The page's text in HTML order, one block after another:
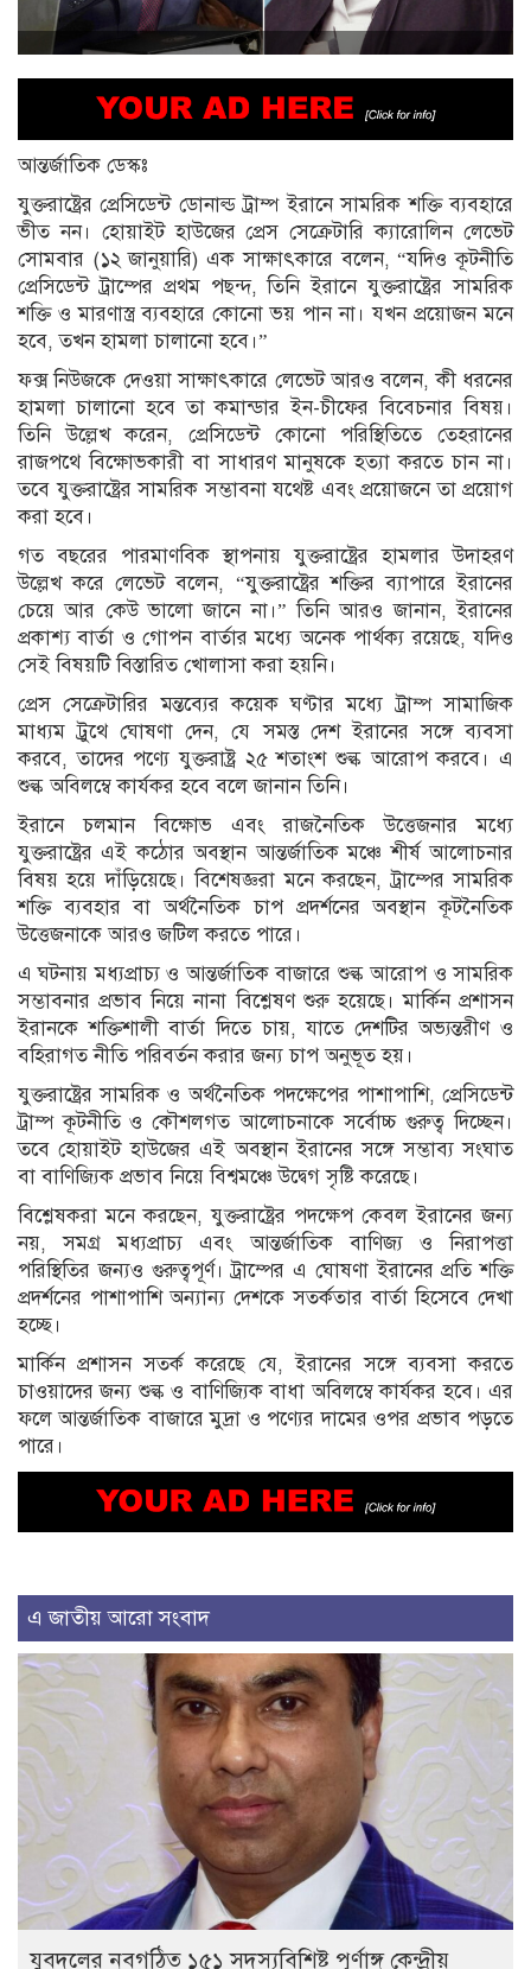
আন্তর্জাতিক ডেস্কঃ
যুক্তরাষ্ট্রের প্রেসিডেন্ট ডোনাল্ড ট্রাম্প ইরানে সামরিক শক্তি ব্যবহারে
ভীত নন। হোয়াইট হাউজের প্রেস সেক্রেটারি ক্যারোলিন লেভেট
সোমবার (১২ জানুয়ারি) এক সাক্ষাৎকারে বলেন, “যদিও কূটনীতি
প্রেসিডেন্ট ট্রাম্পের প্রথম পছন্দ, তিনি ইরানে যুক্তরাষ্ট্রের সামরিক
শক্তি ও মারণাস্ত্র ব্যবহারে কোনো ভয় পান না। যখন প্রয়োজন মনে
হবে, তখন হামলা চালানো হবে।”
ফক্স নিউজকে দেওয়া সাক্ষাৎকারে লেভেট আরও বলেন, কী ধরনের
হামলা চালানো হবে তা কমান্ডার ইন-চীফের বিবেচনার বিষয়।
তিনি উল্লেখ করেন, প্রেসিডেন্ট কোনো পরিস্থিতিতে তেহরানের
রাজপথে বিক্ষোভকারী বা সাধারণ মানুষকে হত্যা করতে চান না।
তবে যুক্তরাষ্ট্রের সামরিক সম্ভাবনা যথেষ্ট এবং প্রয়োজনে তা প্রয়োগ
করা হবে।
গত বছরের পারমাণবিক স্থাপনায় যুক্তরাষ্ট্রের হামলার উদাহরণ
উল্লেখ করে লেভেট বলেন, “যুক্তরাষ্ট্রের শক্তির ব্যাপারে ইরানের
চেয়ে আর কেউ ভালো জানে না।” তিনি আরও জানান, ইরানের
প্রকাশ্য বার্তা ও গোপন বার্তার মধ্যে অনেক পার্থক্য রয়েছে, যদিও
সেই বিষয়টি বিস্তারিত খোলাসা করা হয়নি।
প্রেস সেক্রেটারির মন্তব্যের কয়েক ঘণ্টার মধ্যে ট্রাম্প সামাজিক
মাধ্যম ট্রুথে ঘোষণা দেন, যে সমস্ত দেশ ইরানের সঙ্গে ব্যবসা
করবে, তাদের পণ্যে যুক্তরাষ্ট্র ২৫ শতাংশ শুল্ক আরোপ করবে। এ
শুল্ক অবিলম্বে কার্যকর হবে বলে জানান তিনি।
ইরানে চলমান বিক্ষোভ এবং রাজনৈতিক উত্তেজনার মধ্যে
যুক্তরাষ্ট্রের এই কঠোর অবস্থান আন্তর্জাতিক মঞ্চে শীর্ষ আলোচনার
বিষয় হয়ে দাঁড়িয়েছে। বিশেষজ্ঞরা মনে করছেন, ট্রাম্পের সামরিক
শক্তি ব্যবহার বা অর্থনৈতিক চাপ প্রদর্শনের অবস্থান কূটনৈতিক
উত্তেজনাকে আরও জটিল করতে পারে।
এ ঘটনায় মধ্যপ্রাচ্য ও আন্তর্জাতিক বাজারে শুল্ক আরোপ ও সামরিক
সম্ভাবনার প্রভাব নিয়ে নানা বিশ্লেষণ শুরু হয়েছে। মার্কিন প্রশাসন
ইরানকে শক্তিশালী বার্তা দিতে চায়, যাতে দেশটির অভ্যন্তরীণ ও
বহিরাগত নীতি পরিবর্তন করার জন্য চাপ অনুভূত হয়।
যুক্তরাষ্ট্রের সামরিক ও অর্থনৈতিক পদক্ষেপের পাশাপাশি, প্রেসিডেন্ট
ট্রাম্প কূটনীতি ও কৌশলগত আলোচনাকে সর্বোচ্চ গুরুত্ব দিচ্ছেন।
তবে হোয়াইট হাউজের এই অবস্থান ইরানের সঙ্গে সম্ভাব্য সংঘাত
বা বাণিজ্যিক প্রভাব নিয়ে বিশ্বমঞ্চে উদ্বেগ সৃষ্টি করেছে।
বিশ্লেষকরা মনে করছেন, যুক্তরাষ্ট্রের পদক্ষেপ কেবল ইরানের জন্য
নয়, সমগ্র মধ্যপ্রাচ্য এবং আন্তর্জাতিক বাণিজ্য ও নিরাপত্তা
পরিস্থিতির জন্যও গুরুত্বপূর্ণ। ট্রাম্পের এ ঘোষণা ইরানের প্রতি শক্তি
প্রদর্শনের পাশাপাশি অন্যান্য দেশকে সতর্কতার বার্তা হিসেবে দেখা
হচ্ছে।
মার্কিন প্রশাসন সতর্ক করেছে যে, ইরানের সঙ্গে ব্যবসা করতে
চাওয়াদের জন্য শুল্ক ও বাণিজ্যিক বাধা অবিলম্বে কার্যকর হবে। এর
ফলে আন্তর্জাতিক বাজারে মুদ্রা ও পণ্যের দামের ওপর প্রভাব পড়তে
পারে।
এ জাতীয় আরো সংবাদ
যুবদলের নবগঠিত ১৫১ সদস্যবিশিষ্ট পূর্ণাঙ্গ কেন্দ্রীয়